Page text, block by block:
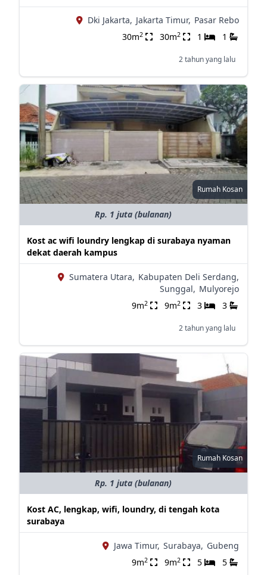
Dki Jakarta, Jakarta Timur, Pasar Rebo
30m2 30m2 1 1
2 tahun yang lalu
Rumah Kosan
Rp. 1 juta (bulanan)
Kost ac wifi loundry lengkap di surabaya nyaman
dekat daerah kampus
Sumatera Utara, Kabupaten Deli Serdang,
Sunggal, Mulyorejo
9m2 9m2 3 3
2 tahun yang lalu
Rumah Kosan
Rp. 1 juta (bulanan)
Kost AC, lengkap, wifi, loundry, di tengah kota
surabaya
Jawa Timur, Surabaya, Gubeng
9m2 9m2 5 5